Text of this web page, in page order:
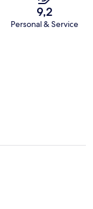
9,2
Personal & Service